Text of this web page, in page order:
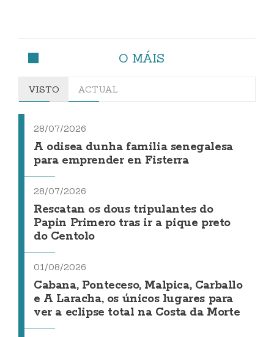
O MÁIS
VISTO ACTUAL
28/07/2026
A odisea dunha familia senegalesa
para emprender en Fisterra
28/07/2026
Rescatan os dous tripulantes do
Papin Primero tras ir a pique preto
do Centolo
01/08/2026
Cabana, Ponteceso, Malpica, Carballo
e A Laracha, os únicos lugares para
ver a eclipse total na Costa da Morte